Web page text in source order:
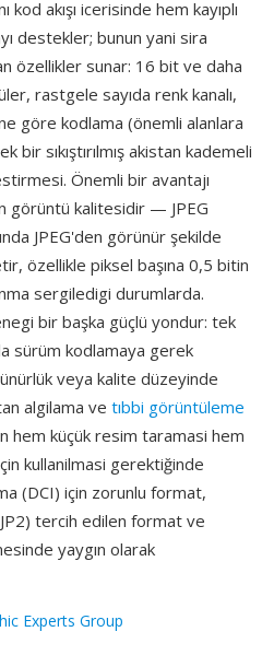
akışı icerisinde hem kayıplı
destekler; bunun yani sira
özellikler sunar: 16 bit ve daha
rastgele sayıda renk kanalı,
göre kodlama (önemli alanlara
sıkıştırılmış akistan kademeli
Önemli bir avantajı
görüntü kalitesidir — JPEG
JPEG'den görünür şekilde
özellikle piksel başına 0,5 bitin
sergiledigi durumlarda.
bir başka güçlü yondur: tek
sürüm kodlamaya gerek
veya kalite düzeyinde
algilama ve tıbbi görüntüleme
hem küçük resim taramasi hem
kullanilmasi gerektiğinde
(DCI) için zorunlu format,
tercih edilen format ve
yaygın olarak
Experts Group